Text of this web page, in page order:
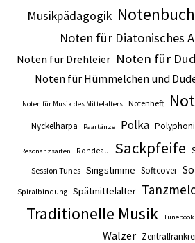
Musikpädagogik Notenbuch
Noten für Diatonisches
Noten für Drehleier Noten für
Noten für Hümmelchen und
Noten für Musik des Mittelalters Notenheft
Nyckelharpa Paartänze Polka
Resonanzsaiten Rondeau Sackpfeife
Session Tunes Singstimme Softcover
Spiralbindung Spätmittelalter
Traditionelle Musik Tunebook
Walzer